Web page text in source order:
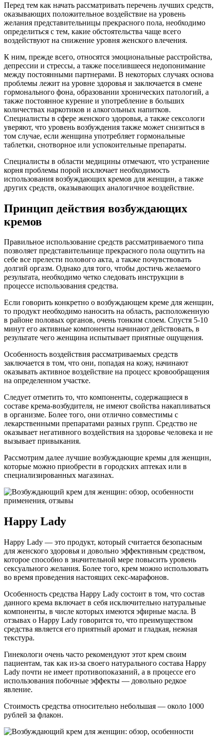
Перед тем как начать рассматривать перечень лучших средств,
оказывающих положительное воздействие на уровень
желания представительницы прекрасного пола, необходимо
определиться с тем, какие обстоятельства чаще всего
воздействуют на снижение уровня женского влечения.
К ним, прежде всего, относятся эмоциональные расстройства,
депрессии и стрессы, а также поселившееся недопонимание
между постоянными партнерами. В некоторых случаях основа
проблемы лежит на уровне здоровья и заключается в смене
гормонального фона, образовании хронических патологий, а
также постоянное курение и употребление в больших
количествах наркотиков и алкогольных напитков.
Специалисты в сфере женского здоровья, а также сексологи
уверяют, что уровень возбуждения также может снизиться в
том случае, если женщина употребляет гормональные
таблетки, снотворное или успокоительные препараты.
Специалисты в области медицины отмечают, что устранение
корня проблемы порой исключает необходимость
использования возбуждающих кремов для женщин, а также
других средств, оказывающих аналогичное воздействие.
Принцип действия возбуждающих
кремов
Правильное использование средств рассматриваемого типа
позволяет представительнице прекрасного пола ощутить на
себе все прелести полового акта, а также почувствовать
долгий оргазм. Однако для того, чтобы достичь желаемого
результата, необходимо четко следовать инструкции в
процессе использования средства.
Если говорить конкретно о возбуждающем креме для женщин,
то продукт необходимо наносить на область, расположенную
в районе половых органов, очень тонким слоем. Спустя 5-10
минут его активные компоненты начинают действовать, в
результате чего женщина испытывает приятные ощущения.
Особенность воздействия рассматриваемых средств
заключается в том, что они, попадая на кожу, начинают
оказывать активное воздействие на процесс кровообращения
на определенном участке.
Следует отметить то, что компоненты, содержащиеся в
составе крема-возбудителя, не имеют свойства накапливаться
в организме. Более того, они отлично совместимы с
лекарственными препаратами разных групп. Средство не
оказывает негативного воздействия на здоровье человека и не
вызывает привыкания.
Рассмотрим далее лучшие возбуждающие кремы для женщин,
которые можно приобрести в городских аптеках или в
специализированных магазинах.
Happy Lady
Happy Lady — это продукт, который считается безопасным
для женского здоровья и довольно эффективным средством,
которое способно в значительной мере повысить уровень
сексуального желания. Более того, крем можно использовать
во время проведения настоящих секс-марафонов.
Особенность средства Happy Lady состоит в том, что состав
данного крема включает в себя исключительно натуральные
компоненты, в числе которых имеются эфирные масла. В
отзывах о Happy Lady говорится то, что преимуществом
средства является его приятный аромат и гладкая, нежная
текстура.
Гинекологи очень часто рекомендуют этот крем своим
пациентам, так как из-за своего натурального состава Happy
Lady почти не имеет противопоказаний, а в процессе его
использования побочные эффекты — довольно редкое
явление.
Стоимость средства относительно небольшая — около 1000
рублей за флакон.